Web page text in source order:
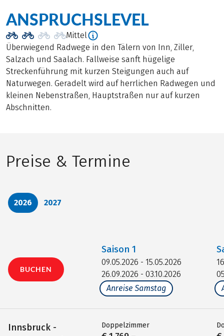
ANSPRUCHSLEVEL
Mittel
Überwiegend Radwege in den Tälern von Inn, Ziller,
Salzach und Saalach. Fallweise sanft hügelige
Streckenführung mit kurzen Steigungen auch auf
Naturwegen. Geradelt wird auf herrlichen Radwegen und
kleinen Nebenstraßen, Hauptstraßen nur auf kurzen
Abschnitten.
Preise & Termine
2026 2027
BUCHEN
Innsbruck -
Saison 1
09.05.2026 - 15.05.2026
26.09.2026 - 03.10.2026
Anreise Samstag
Doppelzimmer